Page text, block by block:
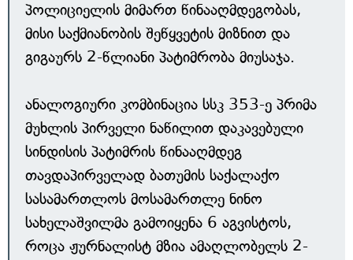
პოლიციელის მიმართ წინააღმდეგობას,
მისი საქმიანობის შეწყვეტის მიზნით და
გიგაურს 2-წლიანი პატიმრობა მიუსაჯა.
ანალოგიური კომბინაცია სსკ 353-ე პრიმა
მუხლის პირველი ნაწილით დაკავებული
სინდისის პატიმრის წინააღმდეგ
თავდაპირველად ბათუმის საქალაქო
სასამართლოს მოსამართლე ნინო
სახელაშვილმა გამოიყენა 6 აგვისტოს,
როცა ჟურნალისტ მზია ამაღლობელს 2-